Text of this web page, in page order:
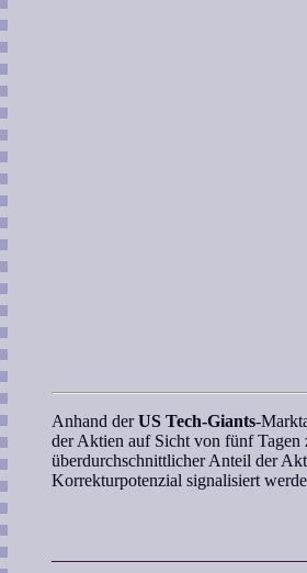
Anhand derUS Tech-Giants-
der Aktien auf Sicht von fünf Tagen
überdurchschnittlicher Anteil der
Korrekturpotenzial signalisiert